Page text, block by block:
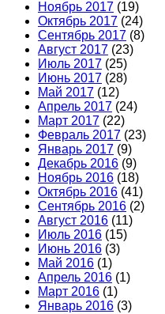
Ноябрь 2017 (19)
Октябрь 2017 (24)
Сентябрь 2017 (8)
Август 2017 (23)
Июль 2017 (25)
Июнь 2017 (28)
Май 2017 (12)
Апрель 2017 (24)
Март 2017 (22)
Февраль 2017 (23)
Январь 2017 (9)
Декабрь 2016 (9)
Ноябрь 2016 (18)
Октябрь 2016 (41)
Сентябрь 2016 (2)
Август 2016 (11)
Июль 2016 (15)
Июнь 2016 (3)
Май 2016 (1)
Апрель 2016 (1)
Март 2016 (1)
Январь 2016 (3)